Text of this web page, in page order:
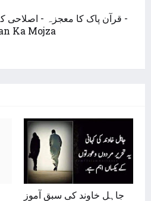
قرآن پاک کا معجزہ - اصلاحی
Ka Mojza
جاہل خاوند کی سبق آموز